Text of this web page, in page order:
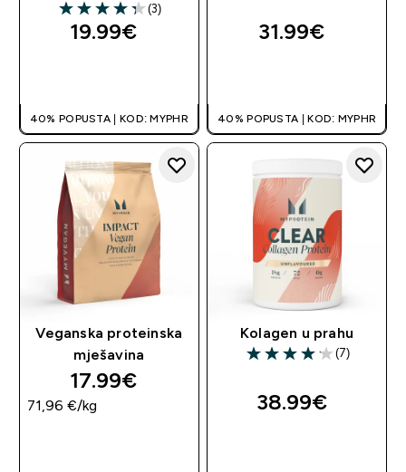
4.33 out of 5 stars
(3)
19.99€‎
40% POPUSTA | KOD: MYPHR
31.99€‎
40% POPUSTA | KOD: MYPHR
Veganska proteinska
mješavina
17.99€‎
71,96 €‎/kg
Kolagen u prahu
4.14 out of 5 stars
(7)
38.99€‎